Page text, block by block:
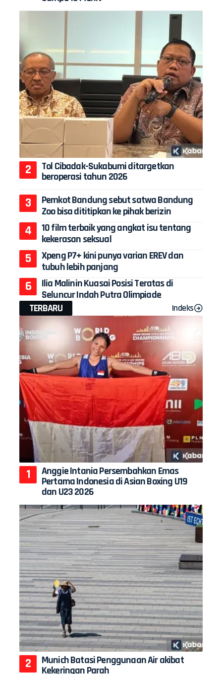
Tol Cibadak-Sukabumi ditargetkan
beroperasi tahun 2026
Pemkot Bandung sebut satwa Bandung
Zoo bisa dititipkan ke pihak berizin
10 film terbaik yang angkat isu tentang
kekerasan seksual
Xpeng P7+ kini punya varian EREV dan
tubuh lebih panjang
Ilia Malinin Kuasai Posisi Teratas di
Seluncur Indah Putra Olimpiade
TERBARU
Indeks
Anggie Intania Persembahkan Emas
Pertama Indonesia di Asian Boxing U19
dan U23 2026
Munich Batasi Penggunaan Air akibat
Kekeringan Parah